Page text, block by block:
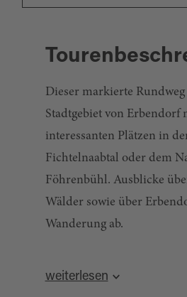
Dieser markierte
Stadtgebiet von Erbendorf
interessanten Plätzen in
Fichtelnaabtal oder dem
Föhrenbühl. Ausblicke
Wälder sowie über
Wanderung ab.
Streckenverlauf:
weiterlesen